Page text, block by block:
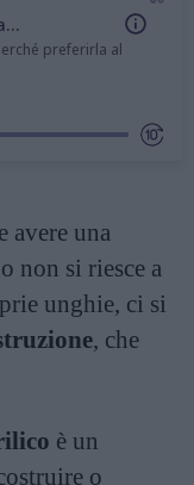
preferirla al
avere una
non si riesce a
unghie, ci si
, che
è un
o